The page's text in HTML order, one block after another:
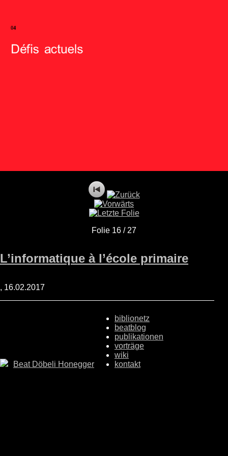
Folie 16 / 27
L’informatique à l’école primaire
, 16.02.2017
Beat Döbeli Honegger
biblionetz
beatblog
publikationen
vorträge
wiki
kontakt